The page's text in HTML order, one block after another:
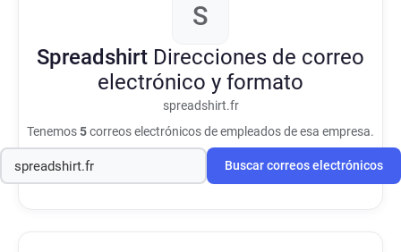
S
Spreadshirt Direcciones de correo
electrónico y formato
spreadshirt.fr
Tenemos5correos electrónicos de empleados de esa empresa.
Buscar correos electrónicos